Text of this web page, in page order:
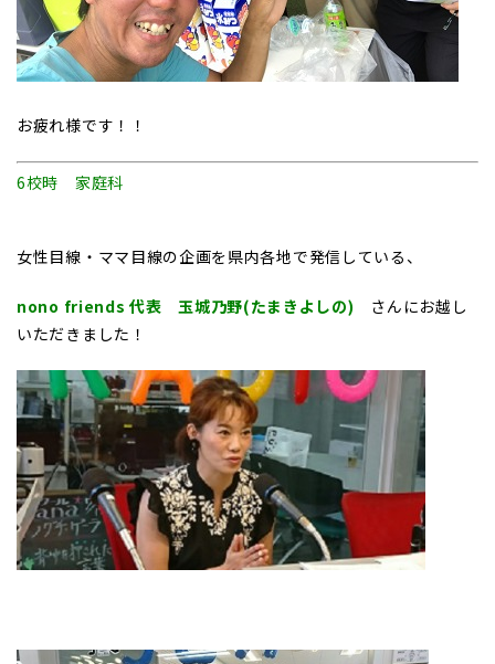
お疲れ様です！！
6校時 家庭科
女性目線・ママ目線の企画を県内各地で発信している、
nono friends 代表 玉城乃野(たまきよしの) さんにお越し
いただきました！